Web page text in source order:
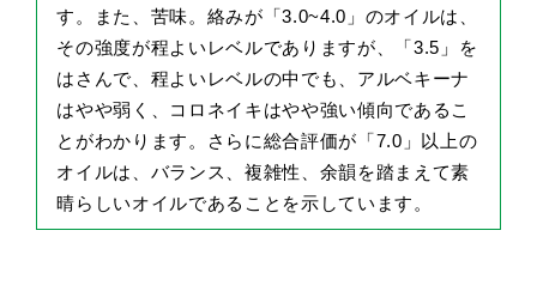
す。また、苦味。絡みが「3.0~4.0」のオイルは、
その強度が程よいレベルでありますが、「3.5」を
はさんで、程よいレベルの中でも、アルベキーナ
はやや弱く、コロネイキはやや強い傾向であるこ
とがわかります。さらに総合評価が「7.0」以上の
オイルは、バランス、複雑性、余韻を踏まえて素
晴らしいオイルであることを示しています。